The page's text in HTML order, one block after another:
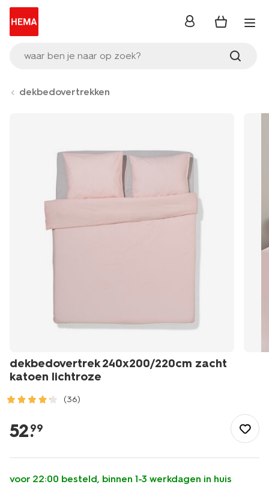
waar ben je naar op zoek?
inloggen
dekbedovertrekken
dekbedovertrek 240x200/220cm zacht
katoen lichtroze
(36)
slapen/slapen/dekbedovertrek/dekbedovertrek-
240x200%2F220cm-
katoen-
lichtroze-
5750175.html
52.
99
voor 22:00 besteld, binnen 1-3 werkdagen in huis